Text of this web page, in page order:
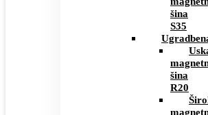
šina
S35
šina
R20